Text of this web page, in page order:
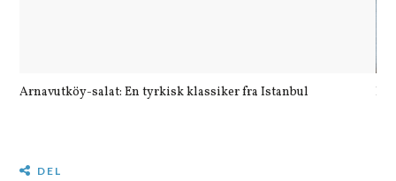
Arnavutköy-salat: En tyrkisk klassiker fra Istanbul
DEL